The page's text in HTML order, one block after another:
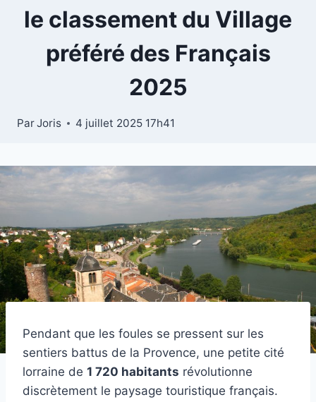
le classement du Village
préféré des Français
2025
ParJoris 4 juillet 2025 17h41
Pendant que les foules se pressent sur les
sentiers battus de la Provence, une petite cité
lorraine de 1 720 habitants révolutionne
discrètement le paysage touristique français.